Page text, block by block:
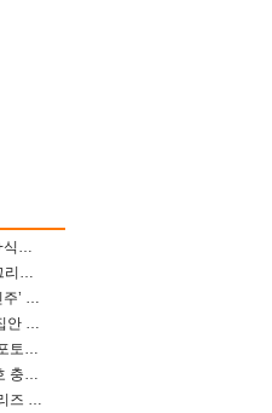
차예련, ‘김부장’ 주상욱 링거투혼+식스팩 비화 “옷 벗는데 아저씨는 안 된다고”(차장금)
‘17억 빚잔치’ 김구라 전처, 아들 그리는 “나 뿐인데” 친엄마 챙기는 효심 눈길
박진희, 최재성 용서할까? ‘붉은 진주’ 오늘(7일) 결말 나온다
‘중증외상센터’ 하영, 4대째 의사 집안 인증 “증조부, 고종 황제 진료”(옥문아)[어제TV]
트와이스 미나 ‘눈부신 아름다움’[포토엔HD]
류혜영 대학 시절 패션 센스에 민호 충격 “레몬색 레깅스에 다리 없는 줄”(나혼산)
박나래 이장우 떠난 ‘나혼산’ 덩어리즈 왔다, 1인 1케이크에 팜유 전현무 충격[어제TV]